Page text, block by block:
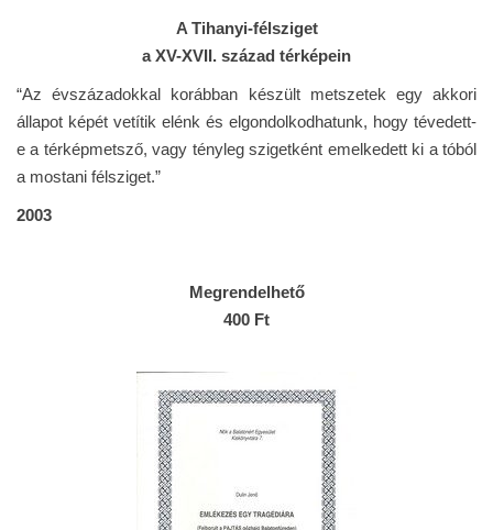
A Tihanyi-félsziget
a XV-XVII. század térképein
“Az évszázadokkal korábban készült metszetek egy akkori
állapot képét vetítik elénk és elgondolkodhatunk, hogy tévedett-
e a térképmetsző, vagy tényleg szigetként emelkedett ki a tóból
a mostani félsziget.”
2003
Megrendelhető
400 Ft